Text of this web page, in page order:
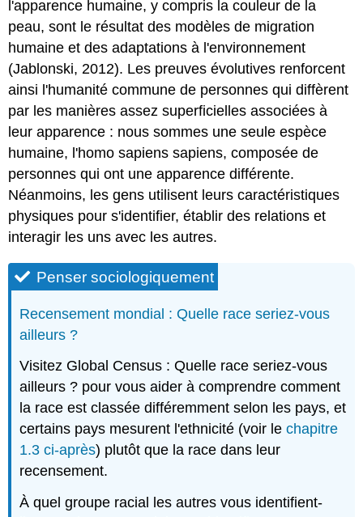
l'apparence humaine, y compris la couleur de la
peau, sont le résultat des modèles de migration
humaine et des adaptations à l'environnement
(Jablonski, 2012). Les preuves évolutives renforcent
ainsi l'humanité commune de personnes qui diffèrent
par les manières assez superficielles associées à
leur apparence : nous sommes une seule espèce
humaine, l'homo sapiens sapiens, composée de
personnes qui ont une apparence différente.
Néanmoins, les gens utilisent leurs caractéristiques
physiques pour s'identifier, établir des relations et
interagir les uns avec les autres.
Penser sociologiquement
Recensement mondial : Quelle race seriez-vous
ailleurs ?
Visitez Global Census : Quelle race seriez-vous
ailleurs ? pour vous aider à comprendre comment
la race est classée différemment selon les pays, et
certains pays mesurent l'ethnicité (voir lechapitre
1.3 ci-après) plutôt que la race dans leur
recensement.
À quel groupe racial les autres vous identifient-